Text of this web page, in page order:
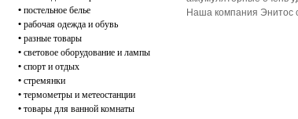
• постельное белье
• рабочая одежда и обувь
• разные товары
• световое оборудование и лампы
• спорт и отдых
• стремянки
• термометры и метеостанции
• товары для ванной комнаты
Наша компания Энитос